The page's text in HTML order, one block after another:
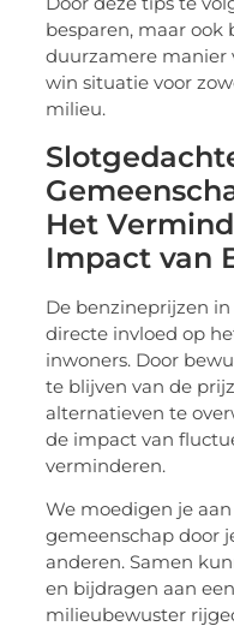
besparen, maar ook
duurzamere manier
win situatie voor
milieu.
Het
Impact van
De benzineprijzen
directe invloed op
inwoners. Door
te blijven van de
alternatieven te
de impact van
verminderen.
We moedigen je
gemeenschap door
anderen. Samen
en bijdragen aan
milieubewuster